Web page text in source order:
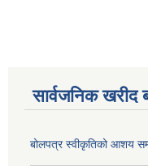
सार्वजनिक खरीद
बोलपत्र स्वीकृतिको आशय